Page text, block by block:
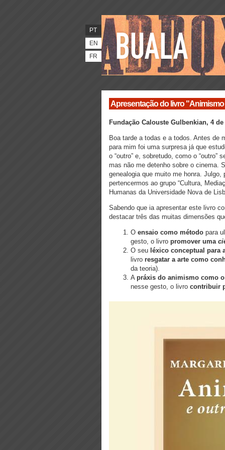
PT
EN
FR
Apresentação do livro
Fundação Calouste Gulbenkian, 4
Boa tarde a todas e a todos. Antes de
para mim foi uma surpresa já que
o “outro” e, sobretudo, como o
mas não me detenho sobre o cinema.
genealogia que muito me honra.
pertencermos ao grupo “Cultura,
Humanas da Universidade Nova de
Sabendo que ia apresentar este livro
destacar três das muitas dimensões
Oensaio como método para
gesto, o livropromover uma
O seu léxico conceptual para
livroresgatar a arte como
da teoria).
Apráxis do animismo como
nesse gesto, o livrocontribuir